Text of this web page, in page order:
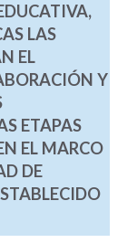
LAS
EL
Y
ETAPAS
EL MARCO
DE